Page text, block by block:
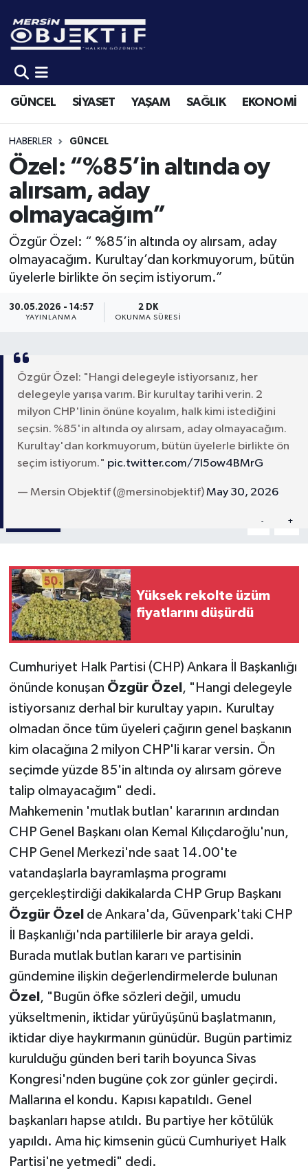
GÜNCEL SİYASET YAŞAM SAĞLIK EKONOMİ
HABERLER GÜNCEL
Özel: “%85’in altında oy
alırsam, aday
olmayacağım”
Özgür Özel: “ %85’in altında oy alırsam, aday
olmayacağım. Kurultay’dan korkmuyorum, bütün
üyelerle birlikte ön seçim istiyorum.”
30.05.2026 - 14:57
YAYINLANMA
2 DK
OKUNMA SÜRESI
Özgür Özel: "Hangi delegeyle istiyorsanız, her
delegeyle yarışa varım. Bir kurultay tarihi verin. 2
milyon CHP'linin önüne koyalım, halk kimi istediğini
seçsin. %85'in altında oy alırsam, aday olmayacağım.
Kurultay'dan korkmuyorum, bütün üyelerle birlikte ön
seçim istiyorum." pic.twitter.com/7l5ow4BMrG
— Mersin Objektif (@mersinobjektif)May 30, 2026
- +
Yüksek rekolte üzüm
fiyatlarını düşürdü
Cumhuriyet Halk Partisi (CHP) Ankara İl Başkanlığı
önünde konuşan Özgür Özel , "Hangi delegeyle
istiyorsanız derhal bir kurultay yapın. Kurultay
olmadan önce tüm üyeleri çağırın genel başkanın
kim olacağına 2 milyon CHP'li karar versin. Ön
seçimde yüzde 85'in altında oy alırsam göreve
talip olmayacağım" dedi.
Mahkemenin 'mutlak butlan' kararının ardından
CHP Genel Başkanı olan Kemal Kılıçdaroğlu'nun,
CHP Genel Merkezi'nde saat 14.00'te
vatandaşlarla bayramlaşma programı
gerçekleştirdiği dakikalarda CHP Grup Başkanı
Özgür Özel de Ankara'da, Güvenpark'taki CHP
İl Başkanlığı'nda partililerle bir araya geldi.
Burada mutlak butlan kararı ve partisinin
gündemine ilişkin değerlendirmelerde bulunan
Özel , "Bugün öfke sözleri değil, umudu
yükseltmenin, iktidar yürüyüşünü başlatmanın,
iktidar diye haykırmanın günüdür. Bugün partimiz
kurulduğu günden beri tarih boyunca Sivas
Kongresi'nden bugüne çok zor günler geçirdi.
Mallarına el kondu. Kapısı kapatıldı. Genel
başkanları hapse atıldı. Bu partiye her kötülük
yapıldı. Ama hiç kimsenin gücü Cumhuriyet Halk
Partisi'ne yetmedi" dedi.
GÜNCEL
SİYASET
YAŞAM
SAĞLIK
EKONOMİ
SPOR
KÜLTÜR-SANAT
Mersin Hava Durumu
Mersin Trafik Yoğunluk Haritası
Süper Lig Puan Durumu ve Fikstür
Tüm Manşetler
Son Dakika Haberleri
Haber Arşivi